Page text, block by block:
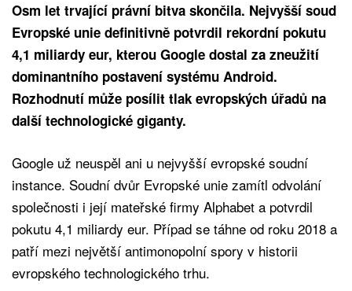
Osm let trvající právní bitva skončila. Nejvyšší soud
Evropské unie definitivně potvrdil rekordní pokutu
4,1 miliardy eur, kterou Google dostal za zneužití
dominantního postavení systému Android.
Rozhodnutí může posílit tlak evropských úřadů na
další technologické giganty.
Google už neuspěl ani u nejvyšší evropské soudní
instance. Soudní dvůr Evropské unie zamítl odvolání
společnosti i její mateřské firmy Alphabet a potvrdil
pokutu 4,1 miliardy eur. Případ se táhne od roku 2018 a
patří mezi největší antimonopolní spory v historii
evropského technologického trhu.